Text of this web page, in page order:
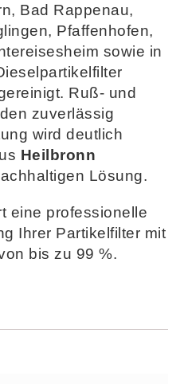
Bad Rappenau,
Pfaffenhofen,
sowie in
Ruß- und
zuverlässig
wird deutlich
Heilbronn
Lösung.
eine professionelle
Ihrer Partikelfilter mit
bis zu 99 %.